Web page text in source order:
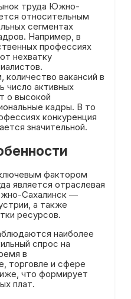
труда Южно-
относительным
сегментах
Например, в
профессиях
нехватку
количество вакансий в
число активных
о высокой
кадры. В то
конкуренция
значительной.
фактором
является отраслевая
Сахалинск —
а также
ресурсов.
наиболее
спрос на
в
торговле и сфере
что формирует
плат.